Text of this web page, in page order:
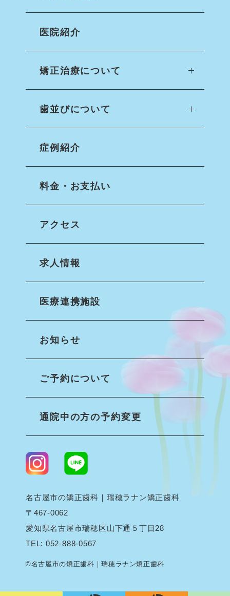
医院紹介
矯正治療について
歯並びについて
症例紹介
料金・お支払い
アクセス
求人情報
医療連携施設
お知らせ
ご予約について
通院中の方の予約変更
名古屋市の矯正歯科｜瑞穂ラナン矯正歯科
〒467-0062
愛知県名古屋市瑞穂区山下通５丁目28
TEL: 052-888-0567
©名古屋市の矯正歯科｜瑞穂ラナン矯正歯科